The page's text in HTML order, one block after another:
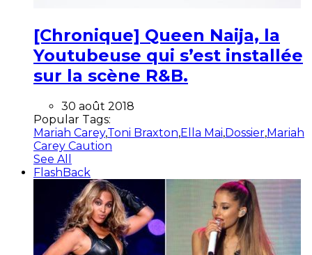
[Chronique] Queen Naija, la
Youtubeuse qui s’est installée
sur la scène R&B.
30 août 2018
Popular Tags:
Mariah Carey,Toni Braxton,Ella Mai,Dossier,Mariah
Carey Caution
See All
FlashBack